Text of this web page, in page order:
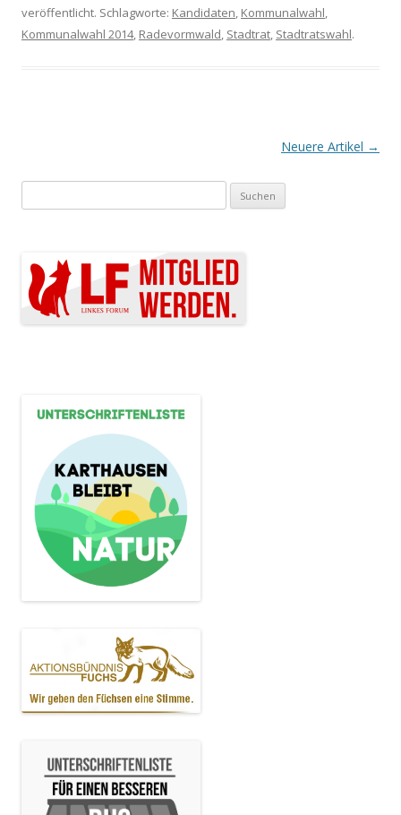
veröffentlicht. Schlagworte: Kandidaten, Kommunalwahl,
Kommunalwahl 2014, Radevormwald, Stadtrat, Stadtratswahl.
Neuere Artikel →